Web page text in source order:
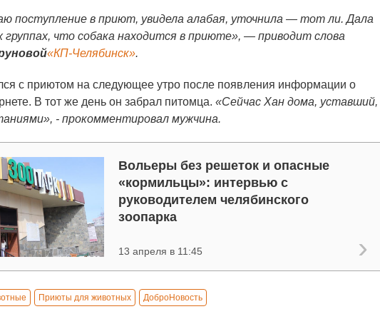
поступление в приют, увидела алабая, уточнила — тот ли. Дала
группах, что собака находится в приюте», — приводит слова
«КП-Челябинск».
с приютом на следующее утро после появления информации о
В тот же день он забрал питомца. «Сейчас Хан дома, уставший,
- прокомментировал мужчина.
Вольеры без решеток и опасные
«кормильцы»: интервью с
руководителем челябинского
зоопарка
13 апреля в 11:45
Приюты для животных ДоброНовость